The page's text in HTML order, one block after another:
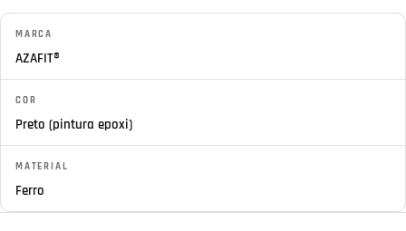
MARCA
AZAFIT®
COR
Preto (pintura epoxi)
MATERIAL
Ferro